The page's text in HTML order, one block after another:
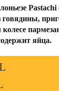
яйца.